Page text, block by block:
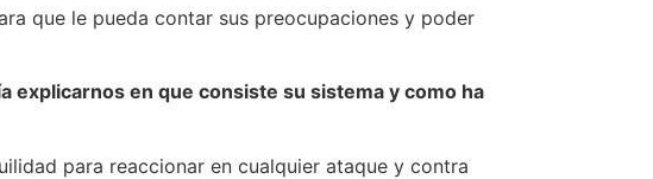
que le pueda contar sus preocupaciones y poder
explicarnos en que consiste su sistema y como ha
para reaccionar en cualquier ataque y contra